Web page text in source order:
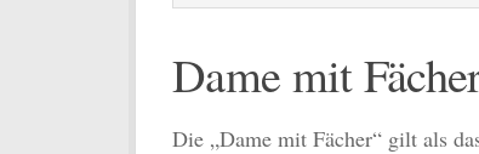
Dame mit
Die „Dame mit Fächer“ gilt als